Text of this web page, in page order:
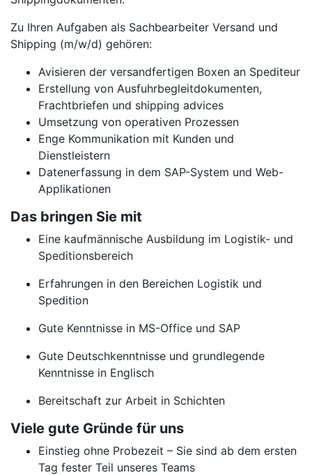
Zu Ihren Aufgaben als Sachbearbeiter Versand und
Shipping (m/w/d) gehören:
Avisieren der versandfertigen Boxen an Spediteur
Erstellung von Ausfuhrbegleitdokumenten,
Frachtbriefen und shipping advices
Umsetzung von operativen Prozessen
Enge Kommunikation mit Kunden und
Dienstleistern
Datenerfassung in dem SAP-System und Web-
Applikationen
Das bringen Sie mit
Eine kaufmännische Ausbildung im Logistik- und
Speditionsbereich
Erfahrungen in den Bereichen Logistik und
Spedition
Gute Kenntnisse in MS-Office und SAP
Gute Deutschkenntnisse und grundlegende
Kenntnisse in Englisch
Bereitschaft zur Arbeit in Schichten
Viele gute Gründe für uns
Einstieg ohne Probezeit – Sie sind ab dem ersten
Tag fester Teil unseres Teams